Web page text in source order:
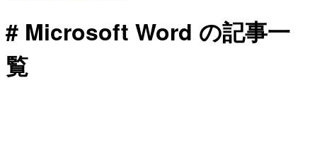
# Microsoft Word の記事一
覧